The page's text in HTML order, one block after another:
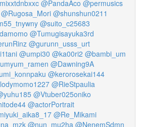
@PandaAco @permusics
@Rugosa_Mori @shunshun0211
@suito_c25683
@Tumugisayuka3rd
@gurunn_usss_urt
@umpi30 @ka00ri2 @bambi_um
@Dawning9A
@kerorosekai144
@RieStpaulia
@Vtuber025oniko
@actorPortrait
@Re_Mikami
@nun_mu2ha @NenemSdmn